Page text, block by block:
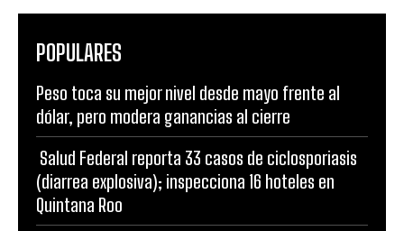
dólar, pero modera ganancias al cierre
Salud Federal reporta 33 casos de ciclosporiasis
(diarrea explosiva); inspecciona 16 hoteles en
Quintana Roo
Consejo de la Judicatura celebra primera sesión